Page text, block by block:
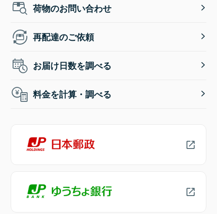
荷物のお問い合わせ
再配達のご依頼
お届け日数を調べる
料金を計算・調べる